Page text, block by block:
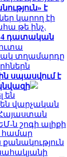
է
կարող էի
թե ինչ.
4 դատական
տղամարդը
սպասվում է
են
վարչական
Հայաստան
ն շոգի ալիքի
համար